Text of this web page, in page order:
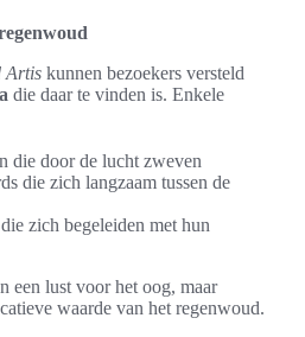
Artis kunnen bezoekers versteld
die daar te vinden is. Enkele
die door de lucht zweven
die zich langzaam tussen de
zich begeleiden met hun
een lust voor het oog, maar
waarde van het regenwoud.